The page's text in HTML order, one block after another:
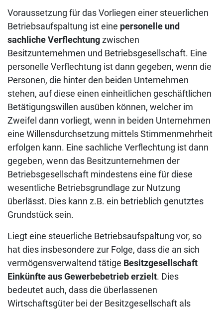
Voraussetzung für das Vorliegen einer steuerlichen
Betriebsaufspaltung ist eine personelle und
sachliche Verflechtungzwischen
Besitzunternehmen und Betriebsgesellschaft. Eine
personelle Verflechtung ist dann gegeben, wenn die
Personen, die hinter den beiden Unternehmen
stehen, auf diese einen einheitlichen geschäftlichen
Betätigungswillen ausüben können, welcher im
Zweifel dann vorliegt, wenn in beiden Unternehmen
eine Willensdurchsetzung mittels Stimmenmehrheit
erfolgen kann. Eine sachliche Verflechtung ist dann
gegeben, wenn das Besitzunternehmen der
Betriebsgesellschaft mindestens eine für diese
wesentliche Betriebsgrundlage zur Nutzung
überlässt. Dies kann z.B. ein betrieblich genutztes
Grundstück sein.
Liegt eine steuerliche Betriebsaufspaltung vor, so
hat dies insbesondere zur Folge, dass die an sich
vermögensverwaltend tätige Besitzgesellschaft
Einkünfte aus Gewerbebetrieb erzielt. Dies
bedeutet auch, dass die überlassenen
Wirtschaftsgüter bei der Besitzgesellschaft als